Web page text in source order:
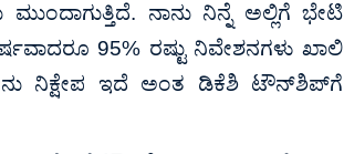
ನಾನು ನಿನ್ನೆ ಅಲ್ಲಿಗೆ ಭೇಟಿ
95% ರಷ್ಟು ನಿವೇಶನಗಳು ಖಾಲಿ
ನಿಕ್ಷೇಪ ಇದೆ ಅಂತ ಡಿಕೆಶಿ ಟೌನ್‌ಶಿಪ್‌ಗೆ